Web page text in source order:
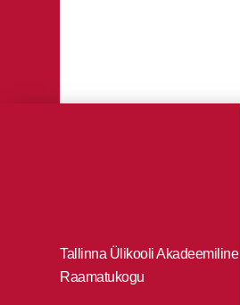
Tallinna Ülikooli Akadeemiline
Raamatukogu